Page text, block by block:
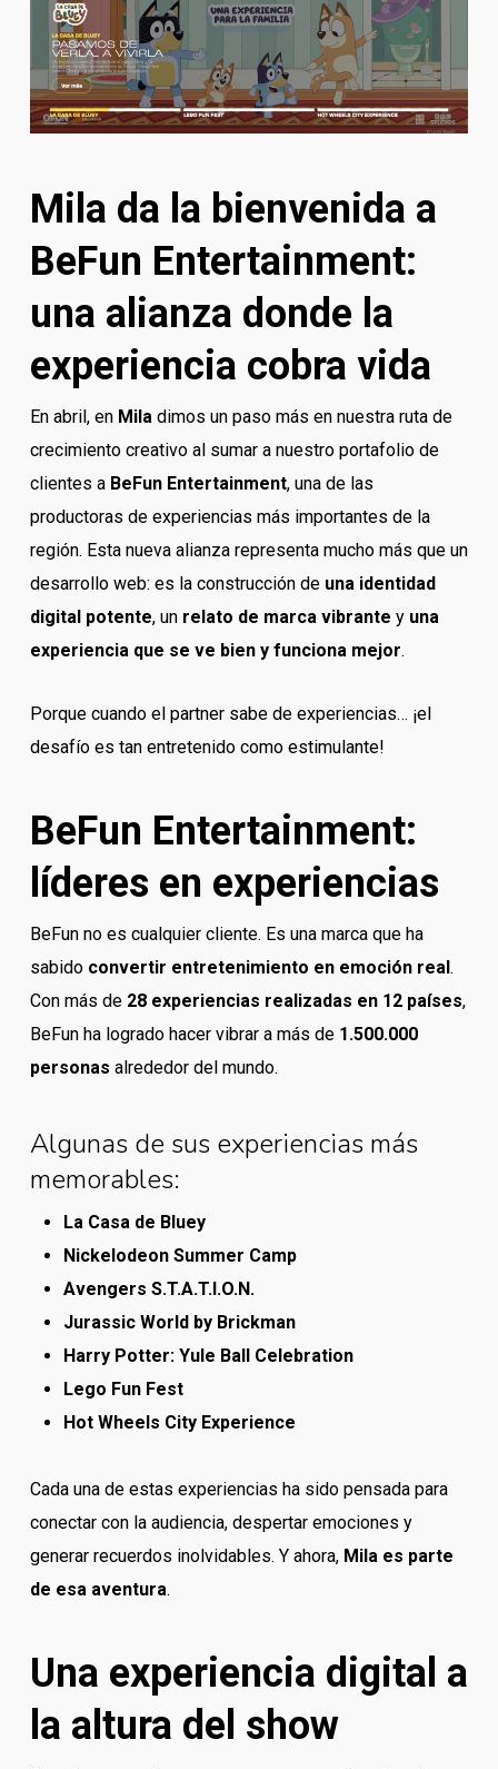
Mila da la bienvenida a
BeFun Entertainment:
una alianza donde la
experiencia cobra vida
En abril, en Miladimos un paso más en nuestra ruta de
crecimiento creativo al sumar a nuestro portafolio de
clientes a BeFun Entertainment, una de las
productoras de experiencias más importantes de la
región. Esta nueva alianza representa mucho más que un
desarrollo web: es la construcción de una identidad
digital potente, un relato de marca vibrante y una
experiencia que se ve bien y funciona mejor.
Porque cuando el partner sabe de experiencias… ¡el
desafío es tan entretenido como estimulante!
BeFun Entertainment:
líderes en experiencias
BeFun no es cualquier cliente. Es una marca que ha
sabido convertir entretenimiento en emoción real .
Con más de 28 experiencias realizadas en 12 países,
BeFun ha logrado hacer vibrar a más de 1.500.000
personas alrededor del mundo.
Algunas de sus experiencias más
memorables:
La Casa de Bluey
Nickelodeon Summer Camp
Avengers S.T.A.T.I.O.N.
Jurassic World by Brickman
Harry Potter: Yule Ball Celebration
Lego Fun Fest
Hot Wheels City Experience
Cada una de estas experiencias ha sido pensada para
conectar con la audiencia, despertar emociones y
generar recuerdos inolvidables. Y ahora, Mila es parte
de esa aventura.
Una experiencia digital a
la altura del show